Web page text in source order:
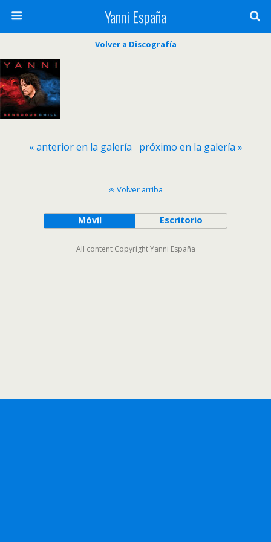
Yanni España
Volver a Discografía
« anterior en la galería próximo en la galería »
Volver arriba
Móvil Escritorio
All content Copyright Yanni España